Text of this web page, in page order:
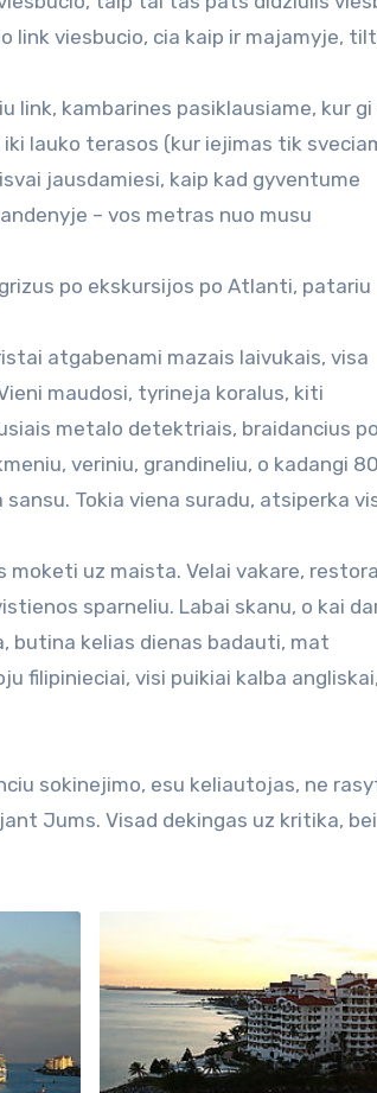
link viesbucio, cia kaip ir majamyje,
link, kambarines pasiklausiame, kur gi
lauko terasos (kur iejimas tik
jausdamiesi, kaip kad gyventume
– vos metras nuo musu
po ekskursijos po Atlanti, patariu
atgabenami mazais laivukais, visa
maudosi, tyrineja koralus, kiti
metalo detektriais, braidancius po
veriniu, grandineliu, o kadangi
Tokia viena suradu, atsiperka
uz maista. Velai vakare,
sparneliu. Labai skanu, o kai
butina kelias dienas badauti, mat
filipinieciai, visi puikiai kalba
sokinejimo, esu keliautojas, ne
Jums. Visad dekingas uz kritika, bei